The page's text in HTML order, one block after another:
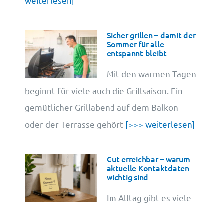
Sicher grillen – damit der
Sommer für alle
entspannt bleibt
Mit den warmen Tagen
beginnt für viele auch die Grillsaison. Ein
gemütlicher Grillabend auf dem Balkon
oder der Terrasse gehört [>>> weiterlesen]
Gut erreichbar – warum
aktuelle Kontaktdaten
wichtig sind
Im Alltag gibt es viele